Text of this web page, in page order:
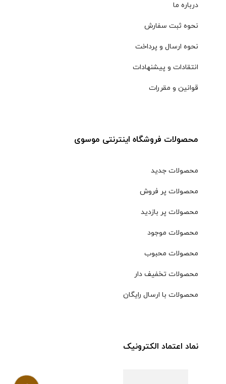
درباره ما
نحوه ثبت سفارش
نحوه ارسال و پرداخت
انتقادات و پیشنهادات
قوانین و مقررات
محصولات فروشگاه اینترنتی موسوی
محصولات جدید
محصولات پر فروش
محصولات پر بازدید
محصولات موجود
محصولات محبوب
محصولات تخفیف دار
محصولات با ارسال رایگان
نماد اعتماد الکترونیک